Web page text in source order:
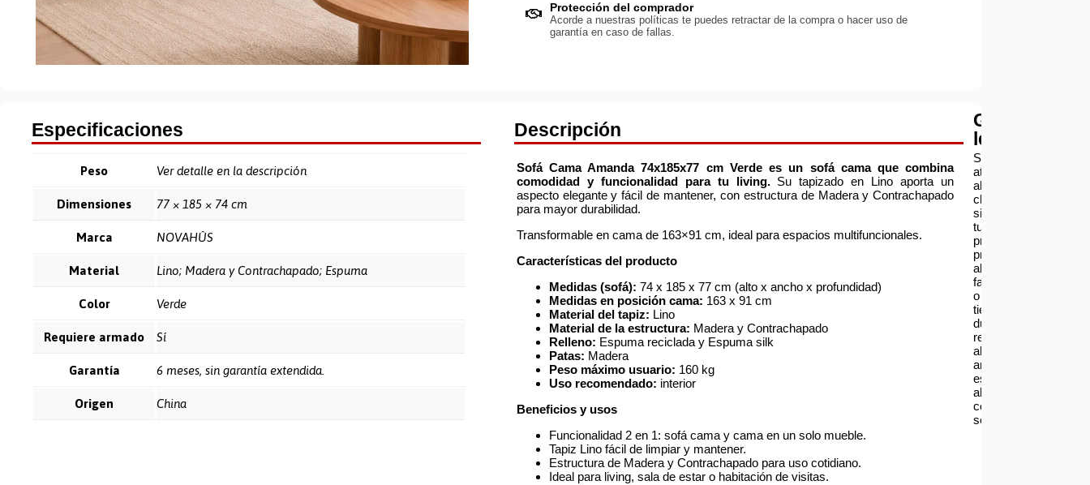
Protección del comprador
Acorde a nuestras políticas te puedes retractar de la compra o hacer uso de
garantía en caso de fallas.
Especificaciones
Peso Ver detalle en la descripción
Dimensiones 77 × 185 × 74 cm
Marca NOVAHÛS
Material Lino; Madera y Contrachapado; Espuma
Color Verde
Requiere armado Sí
Garantía 6 meses, sin garantía extendida.
Origen China
Descripción
Sofá Cama Amanda 74x185x77 cm Verde es un sofá cama que combina
comodidad y funcionalidad para tu living.Su tapizado en Lino aporta un
aspecto elegante y fácil de mantener, con estructura de Madera y Contrachapado
para mayor durabilidad.
Transformable en cama de 163×91 cm, ideal para espacios multifuncionales.
Características del producto
Medidas (sofá): 74 x 185 x 77 cm (alto x ancho x profundidad)
Medidas en posición cama: 163 x 91 cm
Material del tapiz: Lino
Material de la estructura: Madera y Contrachapado
Relleno: Espuma reciclada y Espuma silk
Patas: Madera
Peso máximo usuario: 160 kg
Uso recomendado: interior
Beneficios y usos
Funcionalidad 2 en 1: sofá cama y cama en un solo mueble.
Tapiz Lino fácil de limpiar y mantener.
Estructura de Madera y Contrachapado para uso cotidiano.
Ideal para living, sala de estar o habitación de visitas.
Garantía
legal
Servicio
atención
al
cliente:
si
tu
producto
presenta
alguna
falla
o
tienes
dudas
respecto
al
armado
escríbenos
al
correo